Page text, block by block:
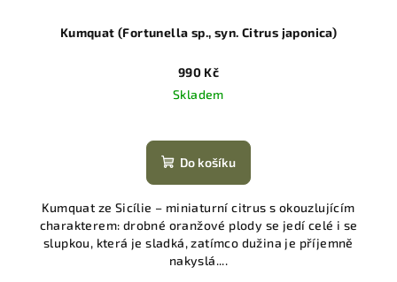
Kumquat (Fortunella sp., syn. Citrus japonica)
990 Kč
Skladem
Do košíku
Kumquat ze Sicílie – miniaturní citrus s okouzlujícím
charakterem: drobné oranžové plody se jedí celé i se
slupkou, která je sladká, zatímco dužina je příjemně
nakyslá....